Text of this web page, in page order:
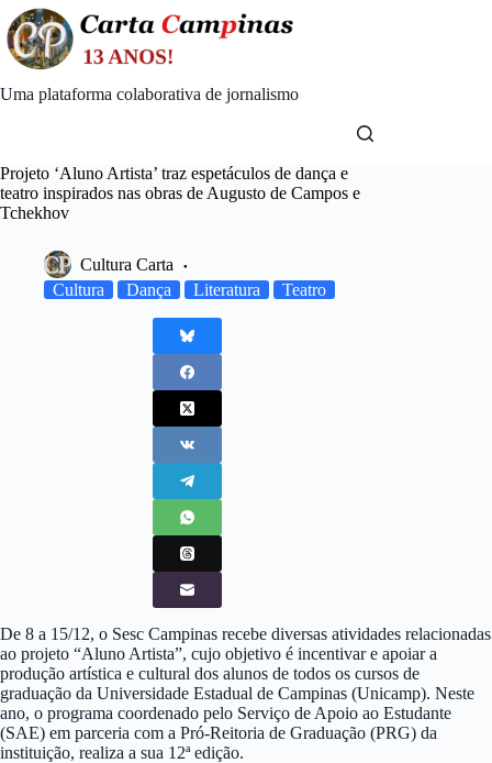
Skip
to
content
Uma plataforma colaborativa de jornalismo
Projeto ‘Aluno Artista’ traz espetáculos de dança e
teatro inspirados nas obras de Augusto de Campos e
Tchekhov
Cultura Carta
Cultura
Dança Literatura Teatro
De 8 a 15/12, o Sesc Campinas recebe diversas atividades relacionadas
ao projeto “Aluno Artista”, cujo objetivo é incentivar e apoiar a
produção artística e cultural dos alunos de todos os cursos de
graduação da Universidade Estadual de Campinas (Unicamp). Neste
ano, o programa coordenado pelo Serviço de Apoio ao Estudante
(SAE) em parceria com a Pró-Reitoria de Graduação (PRG) da
instituição, realiza a sua 12ª edição.